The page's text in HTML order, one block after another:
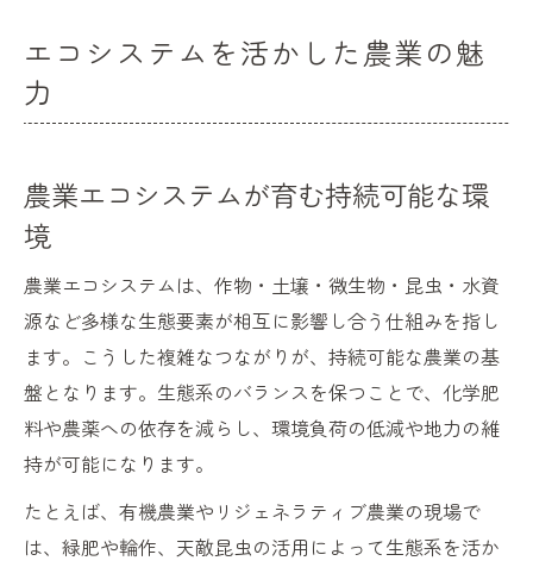
エコシステムを活かした農業の魅
力
農業エコシステムが育む持続可能な環
境
農業エコシステムは、作物・土壌・微生物・昆虫・水資
源など多様な生態要素が相互に影響し合う仕組みを指し
ます。こうした複雑なつながりが、持続可能な農業の基
盤となります。生態系のバランスを保つことで、化学肥
料や農薬への依存を減らし、環境負荷の低減や地力の維
持が可能になります。
たとえば、有機農業やリジェネラティブ農業の現場で
は、緑肥や輪作、天敵昆虫の活用によって生態系を活か